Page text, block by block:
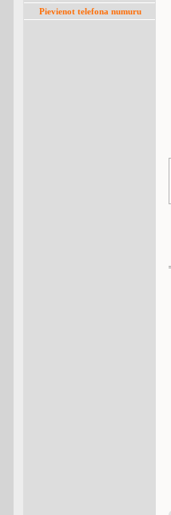
Pievienot telefona numuru